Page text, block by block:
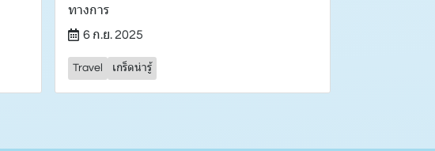
ทางการ
6 ก.ย. 2025
Travel เกร็ดน่ารู้